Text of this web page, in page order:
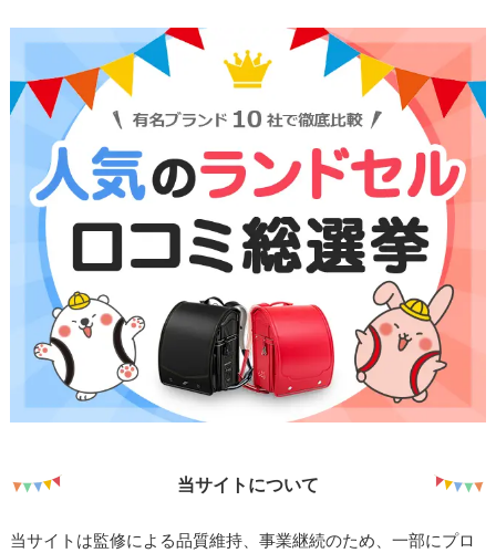
当サイトについて
当サイトは監修による品質維持、事業継続のため、一部にプロ